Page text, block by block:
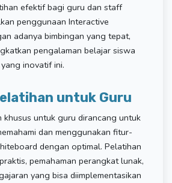
efektif bagi guru dan staff
penggunaan Interactive
adanya bimbingan yang tepat,
pengalaman belajar siswa
inovatif ini.
untuk Guru
khusus untuk guru dirancang untuk
dan menggunakan fitur-
dengan optimal. Pelatihan
pemahaman perangkat lunak,
yang bisa diimplementasikan